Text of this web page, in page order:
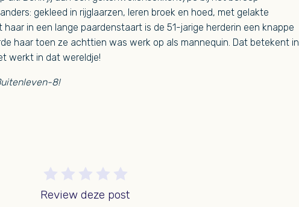
gekleed in rijglaarzen, leren broek en hoed, met gelakte
in een lange paardenstaart is de 51-jarige herderin een knappe
haar toen ze achttien was werk op als mannequin. Dat betekent in
werkt in dat wereldje!
8!
Review deze post